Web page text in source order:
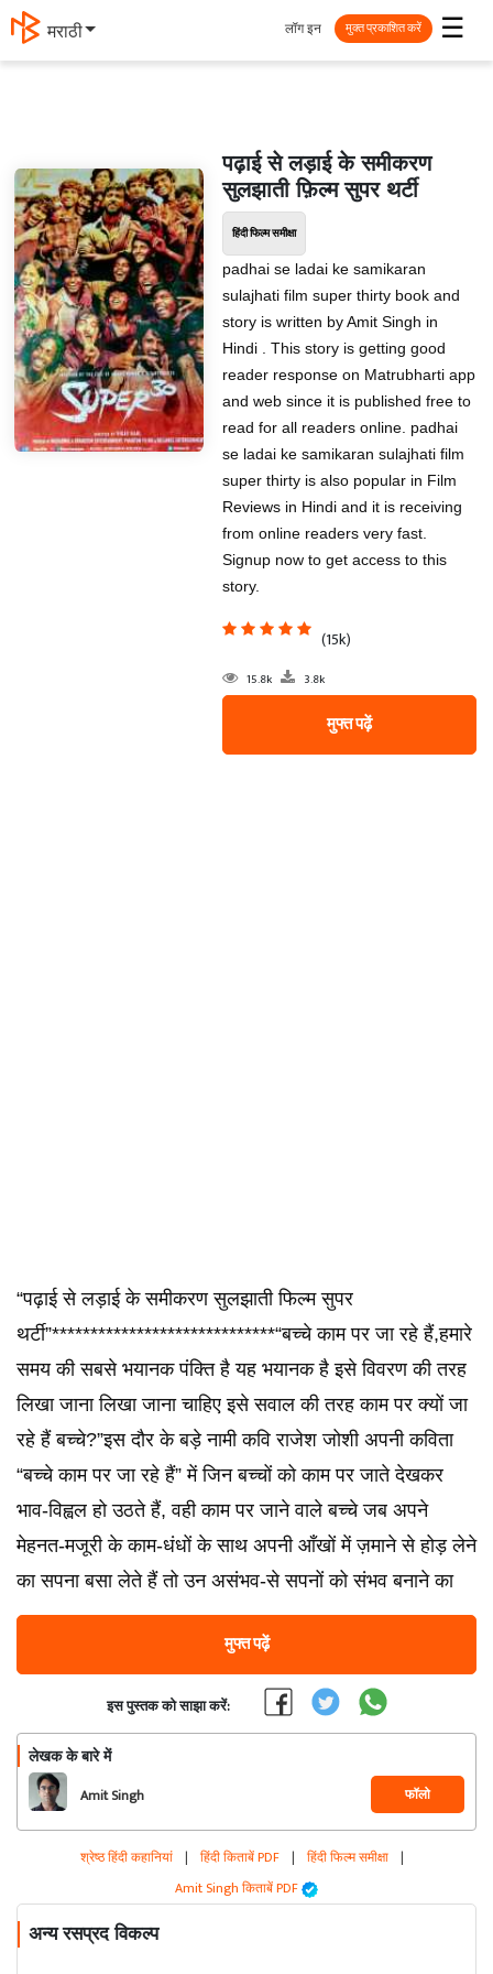
मराठी ☰
लॉग इन मुक्त प्रकाशित करें
पढ़ाई से लड़ाई के समीकरण
सुलझाती फ़िल्म सुपर थर्टी
हिंदी फिल्म समीक्षा
padhai se ladai ke samikaran
sulajhati film super thirty book and
story is written by Amit Singh in
Hindi . This story is getting good
reader response on Matrubharti app
and web since it is published free to
read for all readers online. padhai
se ladai ke samikaran sulajhati film
super thirty is also popular in Film
Reviews in Hindi and it is receiving
from online readers very fast.
Signup now to get access to this
story.
(15k)
15.8k 3.8k
मुफ्त पढ़ें
“पढ़ाई से लड़ाई के समीकरण सुलझाती फिल्म सुपर
थर्टी”*****************************“बच्चे काम पर जा रहे हैं,हमारे
समय की सबसे भयानक पंक्ति है यह भयानक है इसे विवरण की तरह
लिखा जाना लिखा जाना चाहिए इसे सवाल की तरह काम पर क्यों जा
रहे हैं बच्चे?”इस दौर के बड़े नामी कवि राजेश जोशी अपनी कविता
“बच्चे काम पर जा रहे हैं” में जिन बच्चों को काम पर जाते देखकर
भाव-विह्वल हो उठते हैं, वही काम पर जाने वाले बच्चे जब अपने
मेहनत-मजूरी के काम-धंधों के साथ अपनी आँखों में ज़माने से होड़ लेने
का सपना बसा लेते हैं तो उन असंभव-से सपनों को संभव बनाने का
मुफ्त पढ़ें
इस पुस्तक को साझा करें:
लेखक के बारे में
Amit Singh फॉलो
श्रेष्ठ हिंदी कहानियां | हिंदी किताबें PDF | हिंदी फिल्म समीक्षा |
Amit Singh किताबें PDF
अन्य रसप्रद विकल्प